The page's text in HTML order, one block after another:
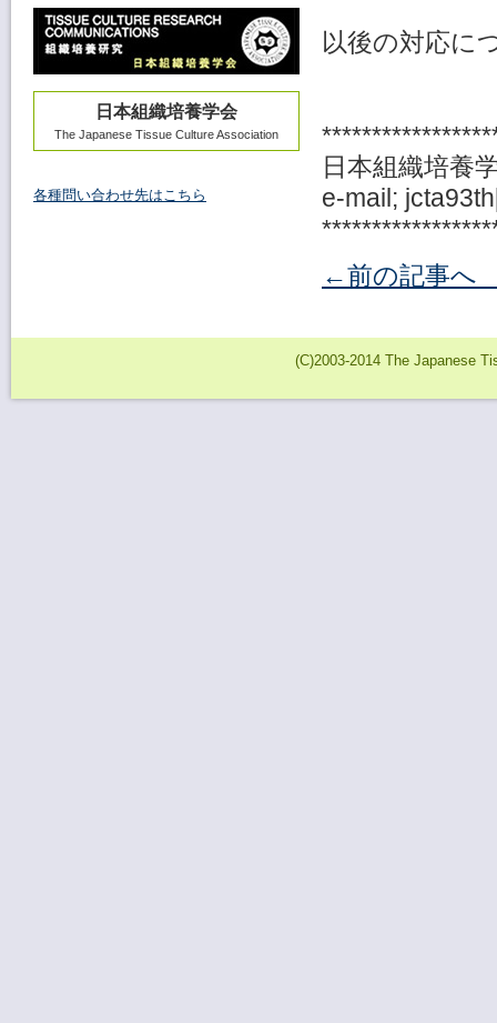
日本組織培養学会
The Japanese Tissue Culture Association
各種問い合わせ先はこちら
以後の対応に
日本組織培養
e-mail;
←前の記事
(C)2003-2014 The Japanese